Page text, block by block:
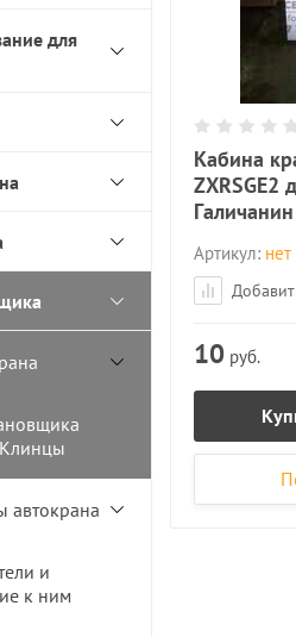
для
автокрана
и
к ним
Кабина
ZXRSGE2
Галичанин
Артикул: нет
10 руб.